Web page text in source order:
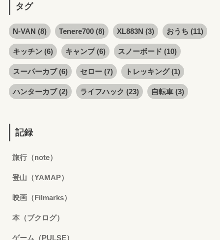
タグ
N-VAN (8) Tenere700(8) XL883N (3) おうち (11)
キッチン(6) キャンプ(6) スノーボード (10)
スーパーカブ(6) セロー(7) トレッキング(1)
ハンターカブ(2) ライフハック (23) 自転車(3)
記録
旅行（note）
登山（YAMAP）
映画（Filmarks）
本（ブクログ）
ゲーム（PULSE）